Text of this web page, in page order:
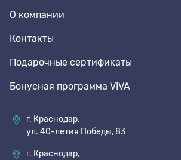
О компании
Контакты
Подарочные сертификаты
Бонусная программа VIVA
г. Краснодар,
ул. 40-летия Победы, 83
г. Краснодар,
8 den
Полустельки